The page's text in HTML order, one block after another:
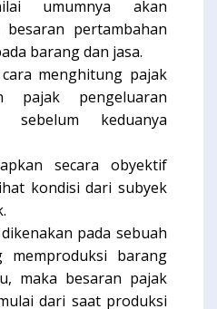
umumnya akan
besaran pertambahan
barang dan jasa.
menghitung pajak
pajak pengeluaran
sebelum keduanya
secara obyektif
kondisi dari subyek
pada sebuah
memproduksi barang
maka besaran pajak
dari saat produksi